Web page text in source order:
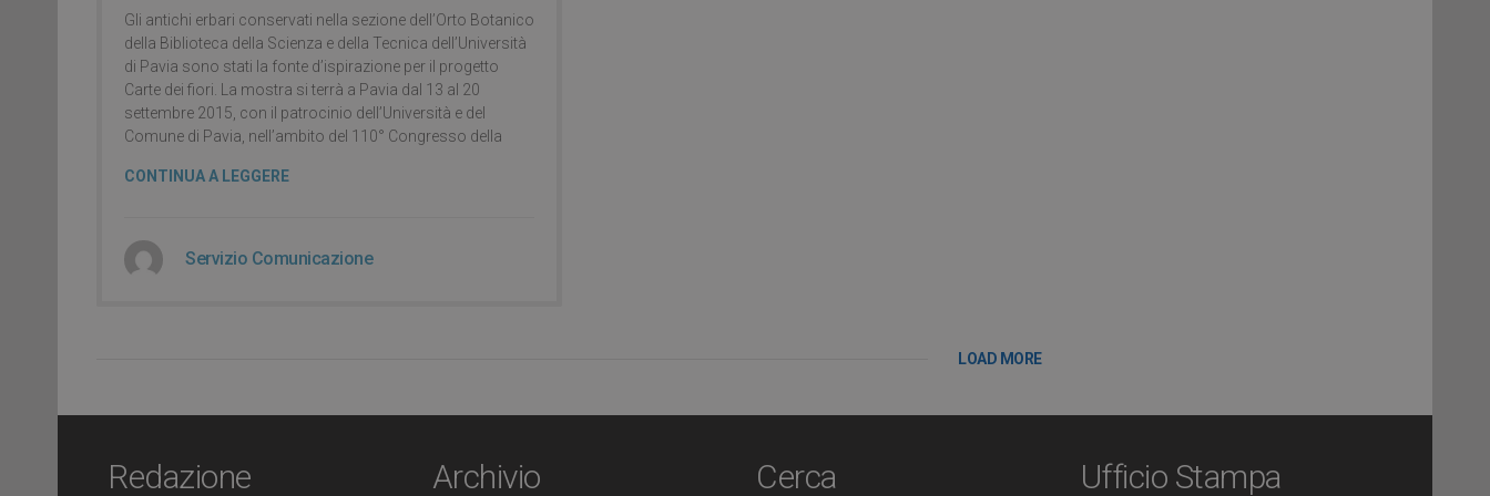
Gli antichi erbari conservati nella sezione dell’Orto Botanico
della Biblioteca della Scienza e della Tecnica dell’Università
di Pavia sono stati la fonte d’ispirazione per il progetto
Carte dei fiori. La mostra si terrà a Pavia dal 13 al 20
settembre 2015, con il patrocinio dell’Università e del
Comune di Pavia, nell’ambito del 110° Congresso della
CONTINUA A LEGGERE
Servizio Comunicazione
LOAD MORE
Redazione Archivio Cerca Ufficio Stampa